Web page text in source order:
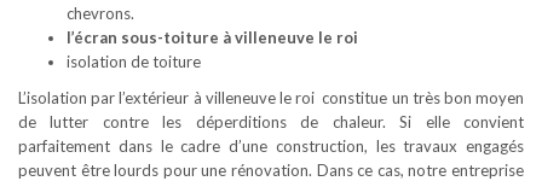
chevrons.
l’écran sous-toiture à villeneuve le roi
isolation de toiture
L’isolation par l’extérieur à villeneuve le roi constitue un très bon moyen
de lutter contre les déperditions de chaleur. Si elle convient
parfaitement dans le cadre d’une construction, les travaux engagés
peuvent être lourds pour une rénovation. Dans ce cas, notre entreprise